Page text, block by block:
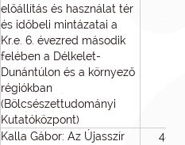
előállítás és használat tér
és időbeli mintázatai a
Kr.e. 6. évezred második
felében a Délkelet-
Dunántúlon és a környező
régiókban
(Bölcsészettudományi
Kutatóközpont)
Kalla Gábor: Az Újasszír
48